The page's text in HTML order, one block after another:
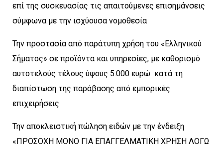
επί της συσκευασίας τις απαιτούμενες επισημάνσεις
σύμφωνα με την ισχύουσα νομοθεσία
Την προστασία από παράτυπη χρήση του «Ελληνικού
Σήματος» σε προϊόντα και υπηρεσίες, με καθορισμό
αυτοτελούς τέλους ύψους 5.000 ευρώ κατά τη
διαπίστωση της παράβασης από εμπορικές
επιχειρήσεις
Την αποκλειστική πώληση ειδών με την ένδειξη
«ΠΡΟΣΟΧΗ ΜΟΝΟ ΓΙΑ ΕΠΑΓΓΕΛΜΑΤΙΚΗ ΧΡΗΣΗ ΛΟΓΩ